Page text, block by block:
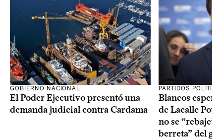
GOBIERNO NACIONAL
El Poder Ejecutivo presentó una
demanda judicial contra Cardama
PARTIDOS
Blancos
de Lacalle Pou
no se “rebaje”
berreta” del